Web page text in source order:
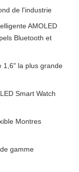
de l'industrie
AMOLED
Bluetooth et
1,6" la plus grande
Smart Watch
Montres
gamme